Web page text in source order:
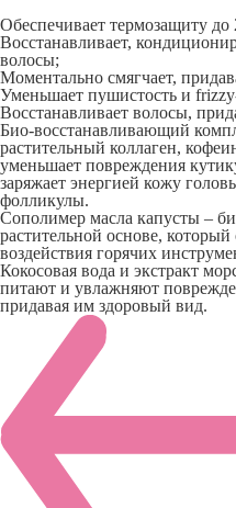
Обеспечивает термозащиту до
Восстанавливает,
волосы;
Моментально смягчает,
Уменьшает пушистость и
Восстанавливает волосы,
Био-восстанавливающий
растительный коллаген,
уменьшает повреждения
заряжает энергией кожу
фолликулы.
Сополимер масла капусты –
растительной основе,
воздействия горячих
Кокосовая вода и экстракт
питают и увлажняют
придавая им здоровый вид.